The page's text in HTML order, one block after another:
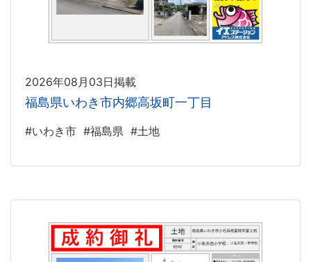
2026年08月03日掲載
福島県いわき市内郷高坂町一丁目
#いわき市 #福島県 #土地